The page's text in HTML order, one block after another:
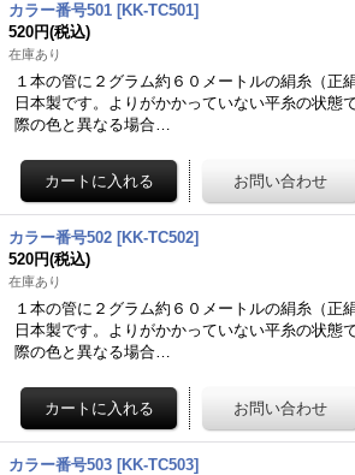
カラー番号501 [KK-TC501]
520円(税込)
在庫あり
１本の管に２グラム約６０メートルの絹糸（正
日本製です。よりがかかっていない平糸の状
際の色と異なる場合…
カラー番号502 [KK-TC502]
520円(税込)
在庫あり
１本の管に２グラム約６０メートルの絹糸（正
日本製です。よりがかかっていない平糸の状
際の色と異なる場合…
カラー番号503 [KK-TC503]